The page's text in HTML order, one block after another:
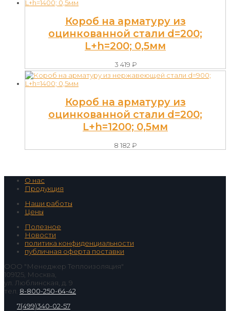
Короб на арматуру из
оцинкованной стали d=200;
L+h=200; 0,5мм
3 419 ₽
Короб на арматуру из
оцинкованной стали d=200;
L+h=1200; 0,5мм
8 182₽
О нас
Продукция
Наши работы
Цены
Полезное
Новости
политика конфиденциальности
публичная оферта поставки
ООО "Менеджер Теплоизоляция"
109125, Москва,
ул. Люблинская, д. 9
тел. 8-800-250-64-42
7(499)340-02-57